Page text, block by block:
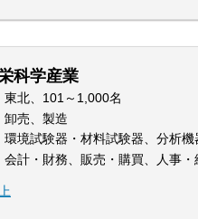
科学産業
東北、101～1,000名
卸売、製造
環境試験器・材料試験器、分析
会計・財務、販売・購買、人事